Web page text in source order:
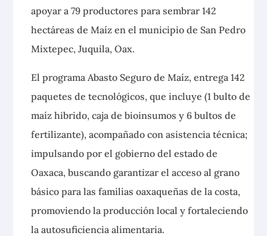
apoyar a 79 productores para sembrar 142
hectáreas de Maíz en el municipio de San Pedro
Mixtepec, Juquila, Oax.
El programa Abasto Seguro de Maíz, entrega 142
paquetes de tecnológicos, que incluye (1 bulto de
maíz hibrido, caja de bioinsumos y 6 bultos de
fertilizante), acompañado con asistencia técnica;
impulsando por el gobierno del estado de
Oaxaca, buscando garantizar el acceso al grano
básico para las familias oaxaqueñas de la costa,
promoviendo la producción local y fortaleciendo
la autosuficiencia alimentaria.